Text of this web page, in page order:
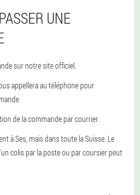
UNE
sur notre site officiel.
appellera au téléphone pour
de la commande par courrier.
à Ses, mais dans toute la Suisse. Le
colis par la poste ou par coursier peut